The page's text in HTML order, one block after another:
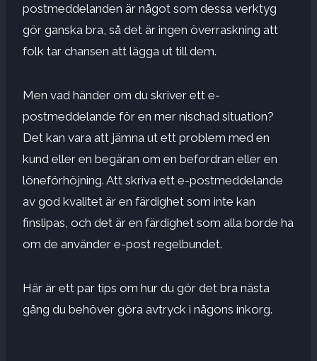
postmeddelanden är något som dessa verktyg
gör ganska bra, så det är ingen överraskning att
folk tar chansen att lägga ut till dem.
Men vad händer om du skriver ett e-
postmeddelande för en mer nischad situation?
Det kan vara att jämna ut ett problem med en
kund eller en begäran om en befordran eller en
löneförhöjning. Att skriva ett e-postmeddelande
av god kvalitet är en färdighet som inte kan
finslipas, och det är en färdighet som alla borde ha
om de använder e-post regelbundet.
Här är ett par tips om hur du gör det bra nästa
gång du behöver göra avtryck i någons inkorg.